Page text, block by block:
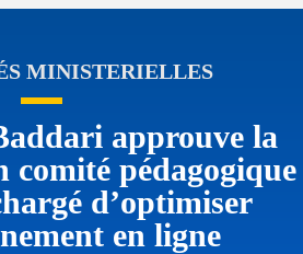
MINISTERIELLES
approuve la
comité pédagogique
d’optimiser
en ligne